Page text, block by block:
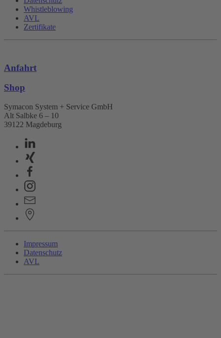
Whistleblowing
AVL
Zertifikate
Anfahrt
Shop
Symacon System + Service GmbH
Alt Salbke 6 – 10
39122 Magdeburg
Impressum
Datenschutz
AVL